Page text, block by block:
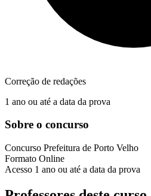
Correção de redações
1 ano ou até a data da prova
Sobre o concurso
Concurso Prefeitura de Porto Velho
Formato Online
Acesso 1 ano ou até a data da prova